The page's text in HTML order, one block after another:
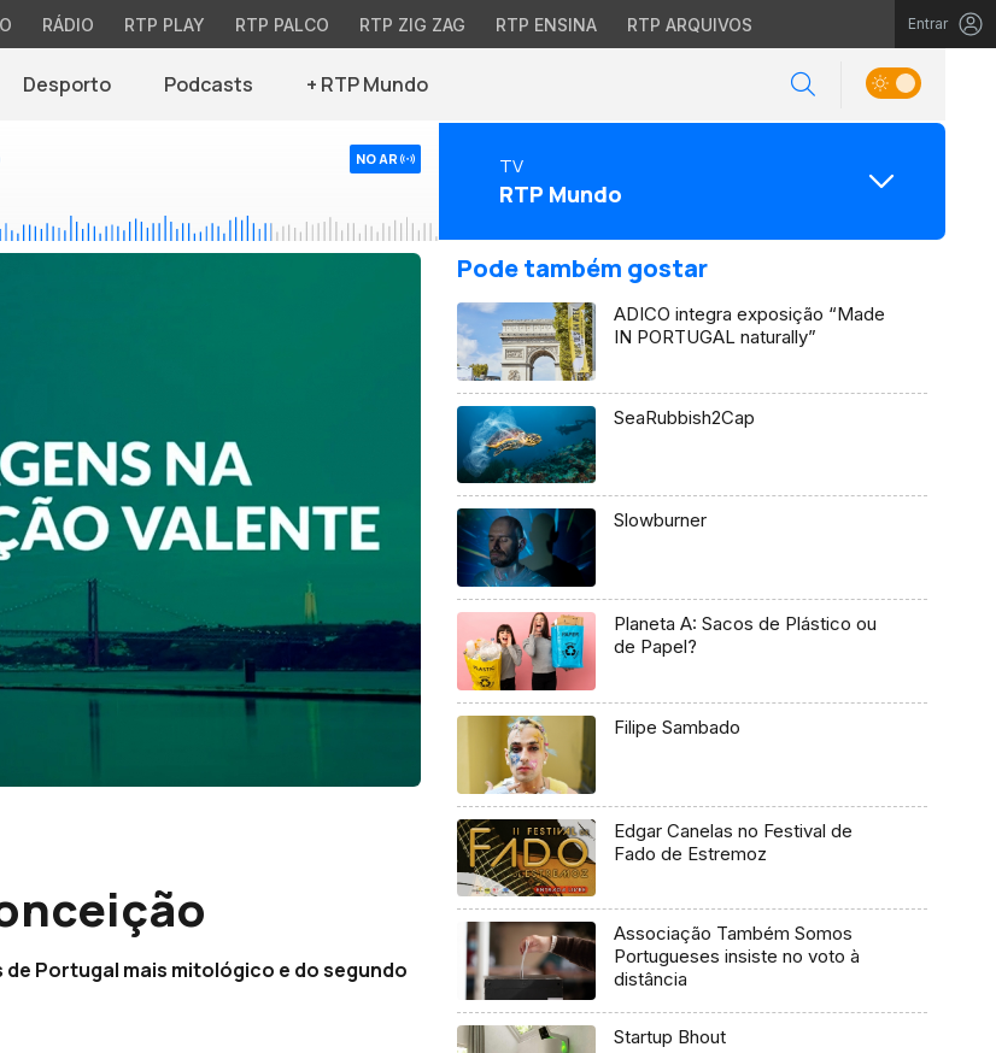
RÁDIO RTP PLAY RTP PALCO RTP ZIG ZAG RTP ENSINA RTP ARQUIVOS Entrar
Desporto Podcasts + RTP Mundo
NO AR TV
RTP Mundo
Portugal mais mitológico e do segundo
Pode também gostar
ADICO integra exposição “Made
IN PORTUGAL naturally”
SeaRubbish2Cap
Slowburner
Planeta A: Sacos de Plástico ou
de Papel?
Filipe Sambado
Edgar Canelas no Festival de
Fado de Estremoz
Associação Também Somos
Portugueses insiste no voto à
distância
Startup Bhout